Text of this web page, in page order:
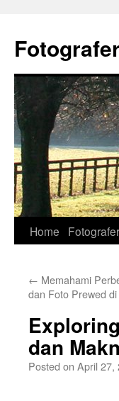
content
Fotografer
Home Fotografer
← Memahami
dan Foto Prewed
dan
Posted on April 27,